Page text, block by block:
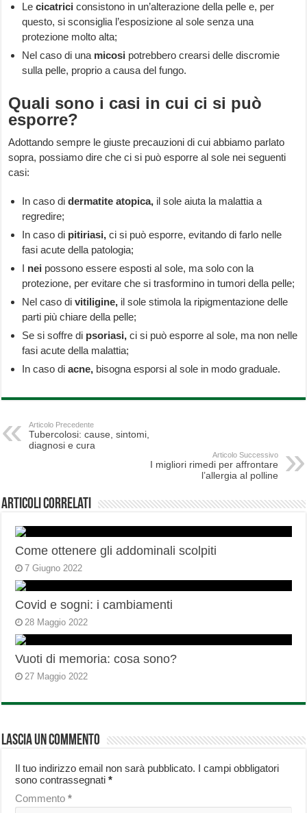
Lecicatrici consistono in un’alterazione della pelle e, per
questo, si sconsiglia l’esposizione al sole senza una
protezione molto alta;
Nel caso di una micosi potrebbero crearsi delle discromie
sulla pelle, proprio a causa del fungo.
Quali sono i casi in cui ci si può
esporre?
Adottando sempre le giuste precauzioni di cui abbiamo parlato
sopra, possiamo dire che ci si può esporre al sole nei seguenti
casi:
In caso didermatite atopica, il sole aiuta la malattia a
regredire;
In caso di pitiriasi, ci si può esporre, evitando di farlo nelle
fasi acute della patologia;
I nei possono essere esposti al sole, ma solo con la
protezione, per evitare che si trasformino in tumori della pelle;
Nel caso divitiligine, il sole stimola la ripigmentazione delle
parti più chiare della pelle;
Se si soffre di psoriasi,ci si può esporre al sole, ma non nelle
fasi acute della malattia;
In caso diacne, bisogna esporsi al sole in modo graduale.
Articolo Precedente
Tubercolosi: cause, sintomi,
diagnosi e cura
Articolo Successivo
I migliori rimedi per affrontare
l’allergia al polline
Articoli correlati
Come ottenere gli addominali scolpiti
7 Giugno 2022
Covid e sogni: i cambiamenti
28 Maggio 2022
Vuoti di memoria: cosa sono?
27 Maggio 2022
Lascia un commento
Il tuo indirizzo email non sarà pubblicato. I campi obbligatori
sono contrassegnati*
Commento*